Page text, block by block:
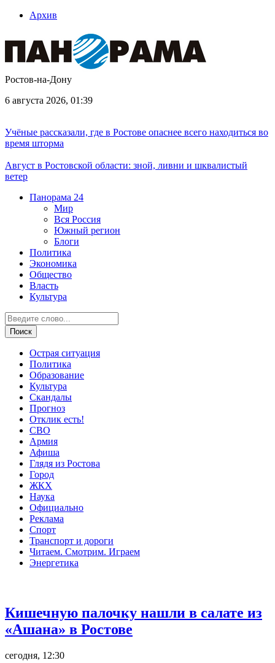
Архив
Ростов-на-Дону
6 августа 2026, 01:39
Учёные рассказали, где в Ростове опаснее всего находиться во
время шторма
Август в Ростовской области: зной, ливни и шквалистый
ветер
Панорама 24
Мир
Вся Россия
Южный регион
Блоги
Политика
Экономика
Общество
Власть
Культура
Острая ситуация
Политика
Образование
Культура
Скандалы
Прогноз
Отклик есть!
СВО
Армия
Афиша
Глядя из Ростова
Город
ЖКХ
Наука
Официально
Реклама
Спорт
Транспорт и дороги
Читаем. Смотрим. Играем
Энергетика
Кишечную палочку нашли в салате из
«Ашана» в Ростове
сегодня, 12:30